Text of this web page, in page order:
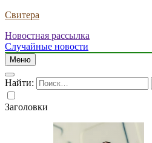
Свитера
Новостная рассылка
Случайные новости
Меню
Найти:
Заголовки